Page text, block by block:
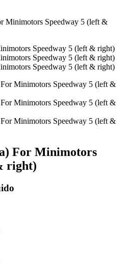
Minimotors Speedway 5 (left &
For Minimotors
right)